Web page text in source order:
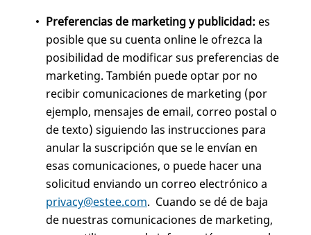
Preferencias de marketing y publicidad: es
posible que su cuenta online le ofrezca la
posibilidad de modificar sus preferencias de
marketing. También puede optar por no
recibir comunicaciones de marketing (por
ejemplo, mensajes de email, correo postal o
de texto) siguiendo las instrucciones para
anular la suscripción que se le envían en
esas comunicaciones, o puede hacer una
solicitud enviando un correo electrónico a
privacy@estee.com. Cuando se dé de baja
de nuestras comunicaciones de marketing,